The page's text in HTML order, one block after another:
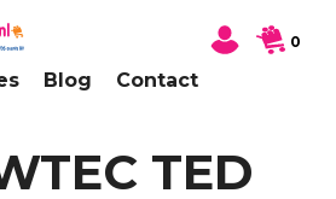
Blog Contact
0
TED